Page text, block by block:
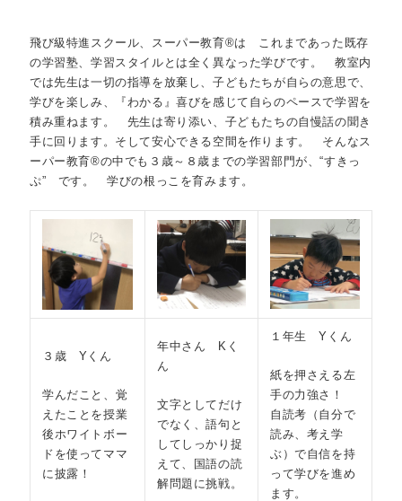
飛び級特進スクール、スーパー教育®は これまであった既存
の学習塾、学習スタイルとは全く異なった学びです。 教室内
では先生は一切の指導を放棄し、子どもたちが自らの意思で、
学びを楽しみ、『わかる』喜びを感じて自らのペースで学習を
積み重ねます。 先生は寄り添い、子どもたちの自慢話の聞き
手に回ります。そして安心できる空間を作ります。 そんなス
ーパー教育®の中でも３歳～８歳までの学習部門が、“すきっ
ぷ” です。 学びの根っこを育みます。
３歳 Yくん
学んだこと、覚
えたことを授業
後ホワイトボー
ドを使ってママ
に披露！
年中さん Kく
ん
文字としてだけ
でなく、語句と
してしっかり捉
えて、国語の読
解問題に挑戦。
１年生 Yくん
紙を押さえる左
手の力強さ！
自読考（自分で
読み、考え学
ぶ）で自信を持
って学びを進め
ます。